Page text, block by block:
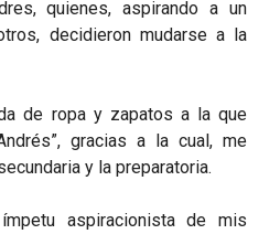
quienes, aspirando a un
decidieron mudarse a la
de ropa y zapatos a la que
gracias a la cual, me
y la preparatoria.
aspiracionista de mis